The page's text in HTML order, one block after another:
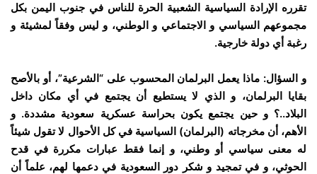
تقرره الإرادة السياسية الشعبية الحرة للناس في جنوب اليمن بكل
مجموعهم السياسي و الاجتماعي و الوطني، و ليس وفقاً لمشيئة و
رغبة أي دولة خارجية.
و السؤال: ماذا يعمل البرلمان المحسوب على “الشرعية”، أو بالأصح
بقايا البرلمان، و الذي لا يستطيع أن يجتمع في أي مكان داخل
البلاد..؟ و حين يجتمع يكون بحراسة عسكرية سعودية مشددة. و
الأهم، أن مخرجاته (البرلمان) السياسية في كل الأحوال لا تقول شيئاً
له معنى سياسي أو وطني، و إنما فقط عبارات مكررة في قدح
الحوثي، و في تمجيد و شكر دور السعودية في دعمها لهم، علماً أن